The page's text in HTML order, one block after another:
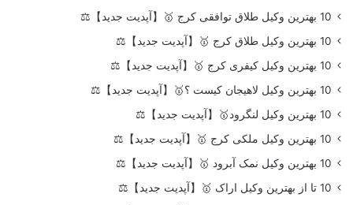
10 بهترین وکیل طلاق توافقی کرج 🥇【آپدیت جدید】⚖️
10 بهترین وکیل طلاق کرج 🥇【آپدیت جدید】⚖️
10 بهترین وکیل کیفری کرج 🥇【آپدیت جدید】⚖️
10 بهترین وکیل لاهیجان کیست ؟🥇【آپدیت جدید】⚖️
10 بهترین وکیل لنگرود🥇【آپدیت جدید】⚖️
10 بهترین وکیل ملکی کرج 🥇【آپدیت جدید】⚖️
10 بهترین وکیل نمک آبرود 🥇【آپدیت جدید】⚖️
10 تا از بهترین وکیل اراک 🥇【آپدیت جدید】⚖️